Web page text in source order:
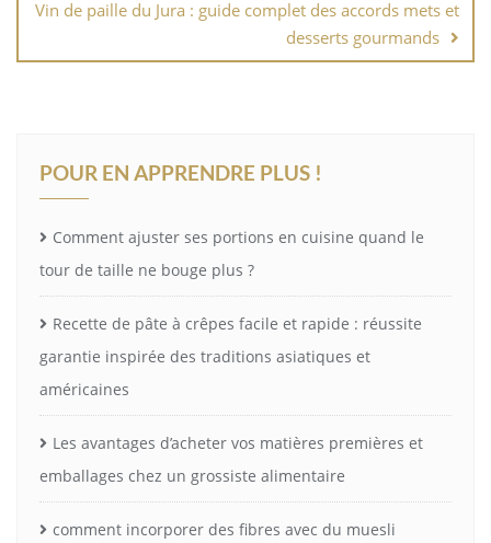
Vin de paille du Jura : guide complet des accords mets et
desserts gourmands
POUR EN APPRENDRE PLUS !
Comment ajuster ses portions en cuisine quand le
tour de taille ne bouge plus ?
Recette de pâte à crêpes facile et rapide : réussite
garantie inspirée des traditions asiatiques et
américaines
Les avantages d’acheter vos matières premières et
emballages chez un grossiste alimentaire
comment incorporer des fibres avec du muesli